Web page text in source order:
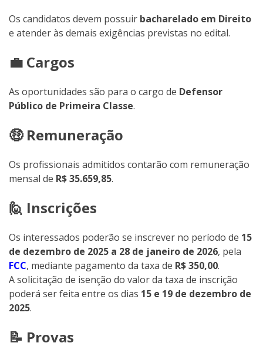
Os candidatos devem possuir bacharelado em Direito
e atender às demais exigências previstas no edital.
💼 Cargos
As oportunidades são para o cargo de Defensor
Público de Primeira Classe.
🤑 Remuneração
Os profissionais admitidos contarão com remuneração
mensal de R$ 35.659,85.
🙋 Inscrições
Os interessados poderão se inscrever no período de 15
de dezembro de 2025 a 28 de janeiro de 2026, pela
FCC, mediante pagamento da taxa de R$ 350,00.
A solicitação de isenção do valor da taxa de inscrição
poderá ser feita entre os dias 15 e 19 de dezembro de
2025.
📝 Provas